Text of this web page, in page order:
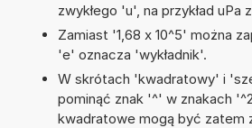
zwykłego 'u', na przykład uPa
Zamiast '1,68 x 10^5' można
'e' oznacza 'wykładnik'.
W skrótach 'kwadratowy' i
pominąć znak '^' w znakach
kwadratowe mogą być zatem